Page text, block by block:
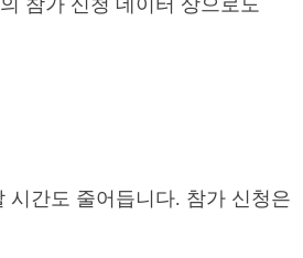
시간도 줄어듭니다. 참가 신청은